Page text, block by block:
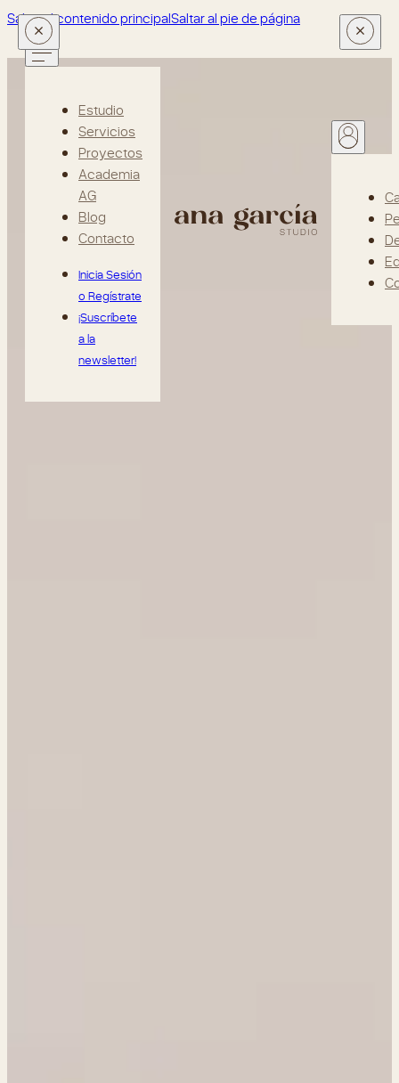
Saltar al contenido principalSaltar al pie de página
Estudio
Servicios
Proyectos
Academia
AG
Blog
Contacto
Inicia Sesión
o Regístrate
¡Suscríbete
a la
newsletter!